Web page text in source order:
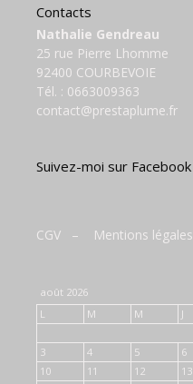
Contacts
Nathalie Gendreau
25 rue Pierre Lhomme
92400 COURBEVOIE
Tél. : 0663009363
contact@prestaplume.fr
Suivez-moi sur Facebook
CGV – Mentions légales
août 2026
L
M M J
3
4 5 6
10
11 12 13